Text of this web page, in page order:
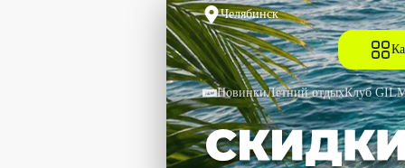
Челябинск
НовинкиЛетний отдыхКлуб